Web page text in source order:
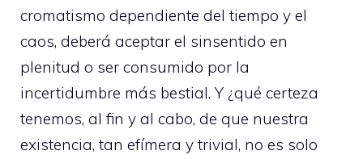
cromatismo dependiente del tiempo y el
caos, deberá aceptar el sinsentido en
plenitud o ser consumido por la
incertidumbre más bestial. Y ¿qué certeza
tenemos, al fin y al cabo, de que nuestra
existencia, tan efímera y trivial, no es solo